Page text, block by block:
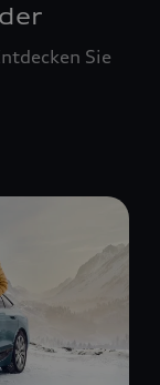
Sie